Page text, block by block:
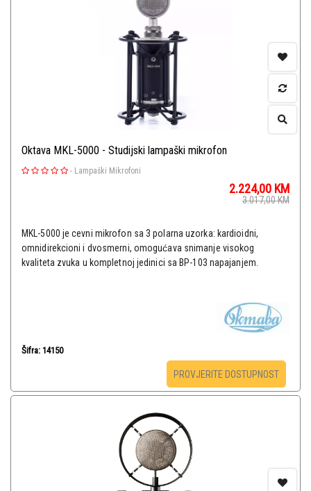
Oktava MKL-5000 - Studijski lampaški mikrofon
- Lampaški Mikrofoni
2.224,00 KM
3.017,00KM
MKL-5000 je cevni mikrofon sa 3 polarna uzorka: kardioidni,
omnidirekcioni i dvosmerni, omogućava snimanje visokog
kvaliteta zvuka u kompletnoj jedinici sa BP-103 napajanjem.
Šifra: 14150
PROVJERITE DOSTUPNOST